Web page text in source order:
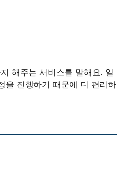
해주는 서비스를 말해요. 일
을 진행하기 때문에 더 편리하